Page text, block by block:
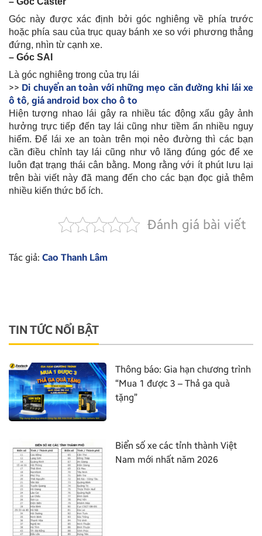
Góc này được xác định bởi góc nghiêng về phía trước
hoặc phía sau của trục quay bánh xe so với phương thẳng
đứng, nhìn từ cạnh xe.
– Góc SAI
Là góc nghiêng trong của trụ lái
>> Di chuyển an toàn với những mẹo căn đường khi lái xe
ô tô, giá android box cho ô to
Hiện tượng nhao lái gây ra nhiều tác động xấu gây ảnh
hưởng trực tiếp đến tay lái cũng như tiềm ẩn nhiều nguy
hiểm. Để lái xe an toàn trên mọi nẻo đường thì các bạn
cần điều chỉnh tay lái cũng như vô lăng đúng góc để xe
luôn đạt trạng thái cân bằng. Mong rằng với ít phút lưu lại
trên bài viết này đã mang đến cho các bạn đọc giả thêm
nhiều kiến thức bổ ích.
Đánh giá bài viết
Tác giả: Cao Thanh Lâm
TIN TỨC NỔI BẬT
Thông báo: Gia hạn chương trình
“Mua 1 được 3 – Thả ga quà
tặng”
Biển số xe các tỉnh thành Việt
Nam mới nhất năm 2026